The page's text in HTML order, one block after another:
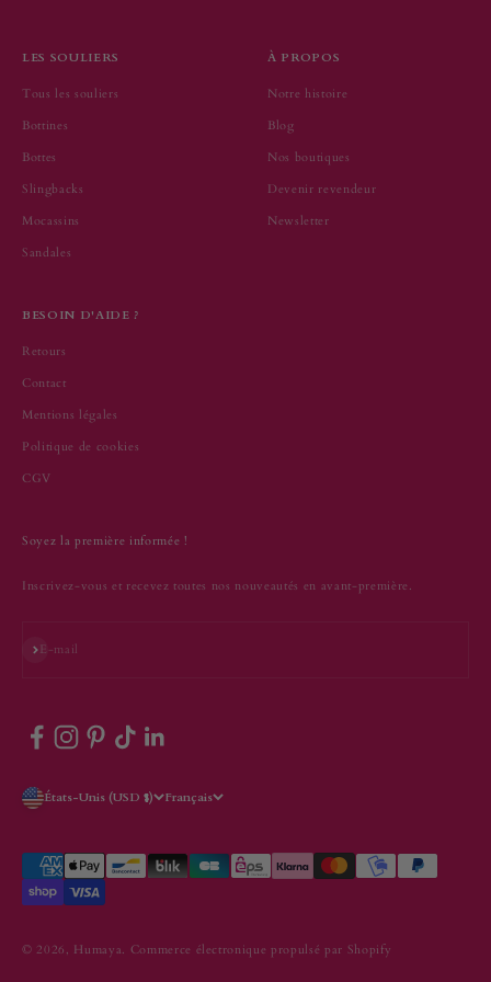
LES SOULIERS
Tous les souliers
Bottines
Bottes
Slingbacks
Mocassins
Sandales
À PROPOS
Notre histoire
Blog
Nos boutiques
Devenir revendeur
Newsletter
BESOIN D'AIDE ?
Retours
Contact
Mentions légales
Politique de cookies
CGV
Soyez la première informée !
Inscrivez-vous et recevez toutes nos nouveautés en avant-première.
E-mail
S'inscrire
États-Unis (USD $) Français
© 2026, Humaya. Commerce électronique propulsé par Shopify